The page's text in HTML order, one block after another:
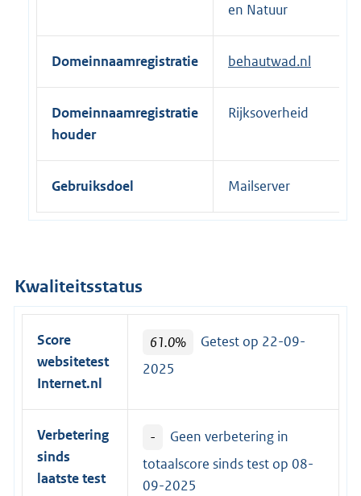
en Natuur
Domeinnaamregistratie behautwad.nl
Domeinnaamregistratie
houder
Rijksoverheid
Gebruiksdoel Mailserver
Kwaliteitsstatus
Score
websitetest
Internet.nl
61.0%
Getest op 22-09-
2025
Verbetering
sinds
laatste test
-
Geen verbetering in
totaalscore sinds test op 08-
09-2025